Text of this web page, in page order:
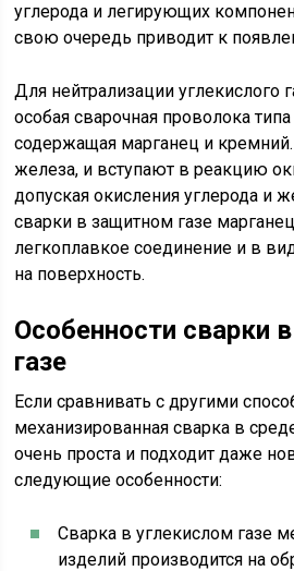
углерода и легирующих
свою очередь приводит к
Для нейтрализации углекислого
особая сварочная проволока
содержащая марганец и
железа, и вступают в реакцию
допуская окисления углерода и
сварки в защитном газе
легкоплавкое соединение и в
на поверхность.
Особенности сварки
газе
Если сравнивать с другими
механизированная сварка в
очень проста и подходит даже
следующие особенности:
Сварка в углекислом газе
изделий производится на